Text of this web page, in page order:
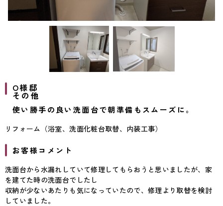
O様邸
その他
使い勝手の良い洗面台で朝準備もスムーズに。
リフォーム（浴室、洗面化粧台取替、内装工事）
お客様コメント
洗面台から水漏れしていて修理してもらおうと思いましたが、家
を建てた時の洗面台でしたし
収納が少ないあたりも気になっていたので、修理より取替を検討
していました。